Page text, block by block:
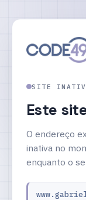
SITE
Este
O endereço
inativa no
enquanto o